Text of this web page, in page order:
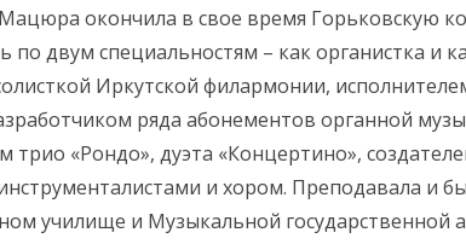
окончила в свое время Горьковскую
по двум специальностям – как органистка и
Иркутской филармонии,
ряда абонементов органной
трио «Рондо», дуэта «Концертино»,
и хором. Преподавала и
училище и Музыкальной государственной